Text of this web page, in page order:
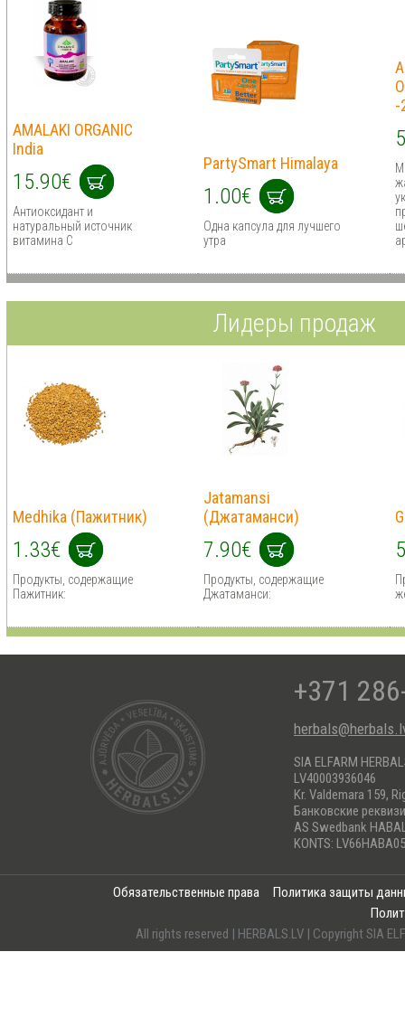
AMALAKI ORGANIC
India
15.90€
Антиоксидант и
натуральный источник
витамина С
PartySmart Himalaya
1.00€
Одна капсула для лучшего
утра
-
Лидеры продаж
Medhika (Пажитник)
1.33€
Продукты, содержащие
Пажитник:
Jatamansi
(Джатаманси)
7.90€
Продукты, содержащие
Джатаманси:
+371
SIA ELFARM
LV40003936046
Kr. Valdemara 159,
Банковские
AS Swedbank
KONTS:
Обязательственные права
Политика защиты
All rights reserved | HERBALS.LV | Copyright SIA